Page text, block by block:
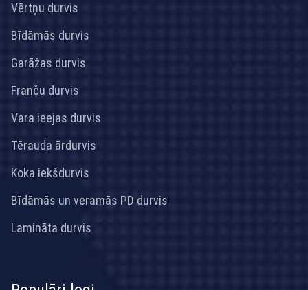
Vērtņu durvis
Bīdāmās durvis
Garāžas durvis
Franču durvis
Vara ieejas durvis
Tērauda ārdurvis
Koka iekšdurvis
Bīdāmās un veramās PD durvis
Lamināta durvis